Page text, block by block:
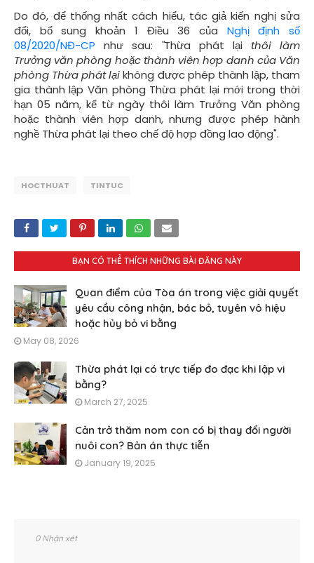
Do đó, để thống nhất cách hiểu, tác giả kiến nghị sửa
đổi, bổ sung khoản 1 Điều 36 của Nghị định số
08/2020/NĐ-CP như sau: "Thừa phát lại thôi làm
Trưởng văn phòng hoặc thành viên hợp danh của Văn
phòng Thừa phát lạikhông được phép thành lập, tham
gia thành lập Văn phòng Thừa phát lại mới trong thời
hạn 05 năm, kể từ ngày thôi làm Trưởng Văn phòng
hoặc thành viên hợp danh, nhưng được phép hành
nghề Thừa phát lại theo chế độ hợp đồng lao động".
HOCTHUAT TINTUC
BẠN CÓ THỂ THÍCH NHỮNG BÀI ĐĂNG NÀY
Quan điểm của Tòa án trong việc giải quyết
yêu cầu công nhận, bác bỏ, tuyên vô hiệu
hoặc hủy bỏ vi bằng
May 08, 2026
Thừa phát lại có trực tiếp đo đạc khi lập vi
bằng?
March 27, 2025
Cản trở thăm nom con có bị thay đổi người
nuôi con? Bản án thực tiễn
January 19, 2025
0 Nhận xét